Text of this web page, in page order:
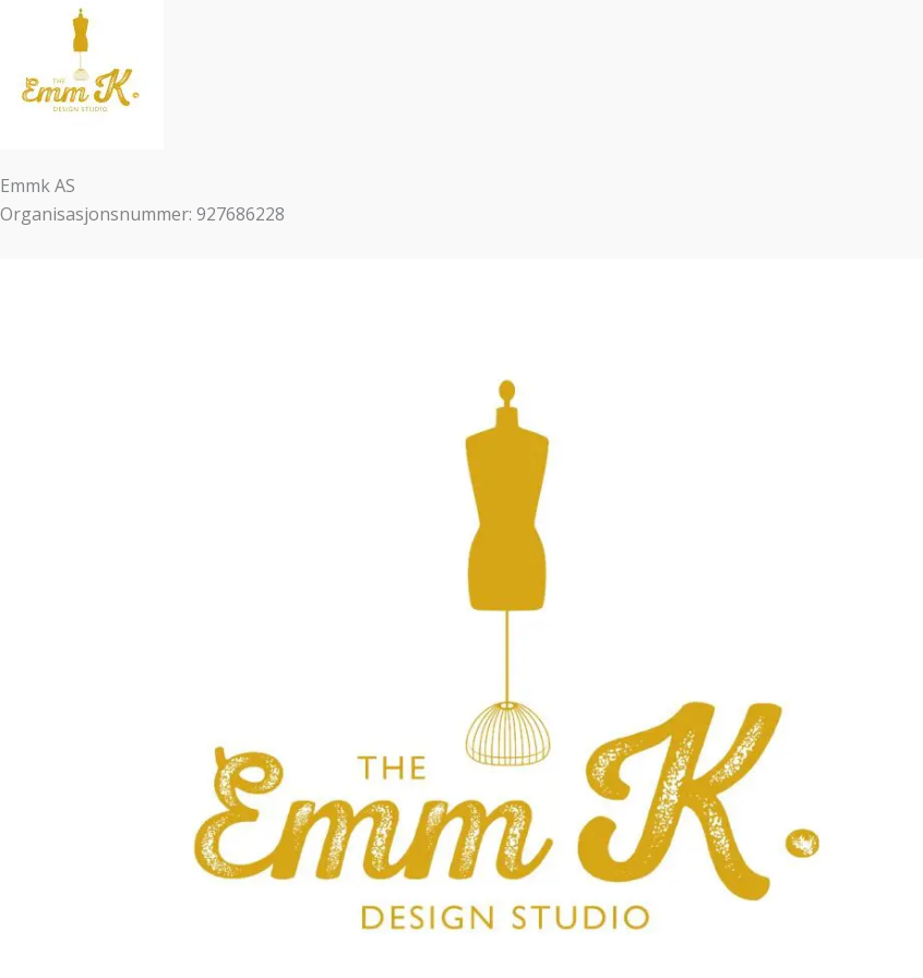
Emmk AS
Organisasjonsnummer: 927686228